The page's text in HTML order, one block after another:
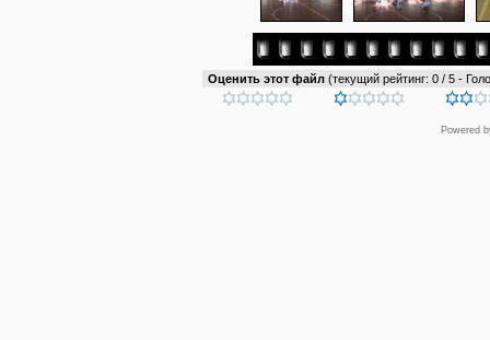
Оценить этот файл (текущий рейтинг: 0 / 5 -
Powered